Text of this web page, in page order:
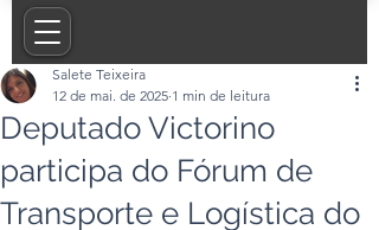
Deputado Victorino
participa do Fórum de
Transporte e Logística do
Salete Teixeira
12 de mai. de 2025 1 min de leitura